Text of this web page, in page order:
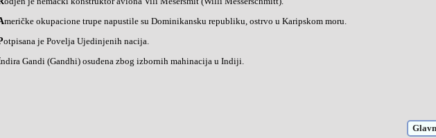
Američke okupacione trupe napustile su Dominikansku republiku, ostrvo u Karipskom moru.
Potpisana je Povelja Ujedinjenih nacija.
Indira Gandi (Gandhi) osuđena zbog izbornih mahinacija u Indiji.